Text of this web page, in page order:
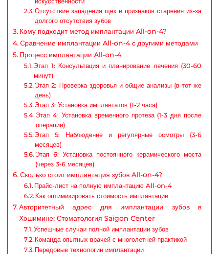
Отсутствие западения щек и признаков старения из-за
долгого отсутствия зубов
Кому подходит метод имплантации All-on-4?
Сравнение имплантации All-on-4 с другими методами
Процесс имплантации All-on-4
Этап 1: Консультация и планирование лечения (30-60
минут)
Этап 2: Проверка здоровья и общие анализы (в тот же
день)
Этап 3: Установка имплантатов (1-2 часа)
Этап 4: Установка временного протеза (1-3 дня после
операции)
Этап 5: Наблюдение и регулярные осмотры (3-6
месяцев)
Этап 6: Установка постоянного керамического моста
(через 3-6 месяцев)
Сколько стоит имплантация зубов All-on-4?
Прайс-лист на полную имплантацию All-on-4
Как оптимизировать стоимость имплантации
Авторитетный адрес для имплантации зубов в
Хошимине: Стоматология Saigon Center
Успешные случаи полной имплантации зубов
Команда опытных врачей с многолетней практикой
Передовые технологии имплантации